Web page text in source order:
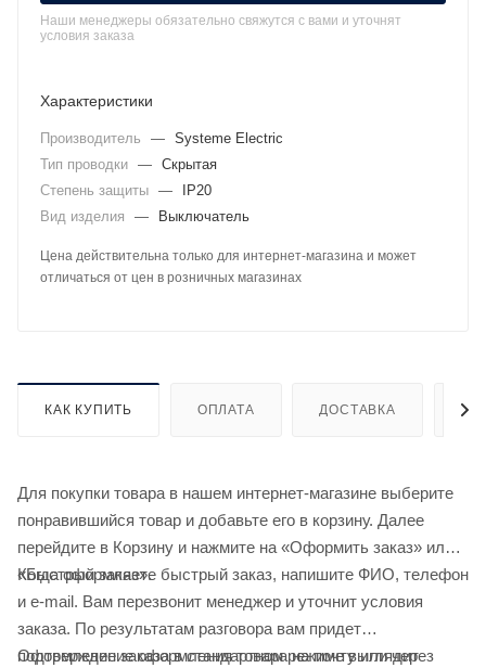
Наши менеджеры обязательно свяжутся с вами и уточнят
условия заказа
Характеристики
Производитель — Systeme Electric
Тип проводки — Скрытая
Степень защиты —
IP20
Вид изделия
— Выключатель
Цена действительна только для интернет-магазина и может
отличаться от цен в розничных магазинах
КАК КУПИТЬ ОПЛАТА ДОСТАВКА
Для покупки товара в нашем интернет-магазине выберите
понравившийся товар и добавьте его в корзину. Далее
перейдите в Корзину и нажмите на «Оформить заказ» или
«Быстрый заказ».
Когда оформляете быстрый заказ, напишите ФИО, телефон
и e-mail. Вам перезвонит менеджер и уточнит условия
заказа. По результатам разговора вам придет
подтверждение оформления товара на почту или через
Оформление заказа в стандартном режиме выглядит